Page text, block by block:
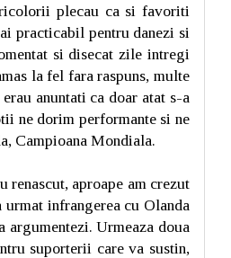
plecau ca si favoriti
practicabil pentru danezi si
si disecat zile intregi
la fel fara raspuns, multe
anuntati ca doar atat s-a
ne dorim performante si ne
Campioana Mondiala.
aproape am crezut
infrangerea cu Olanda
argumentezi. Urmeaza doua
suporterii care va sustin,